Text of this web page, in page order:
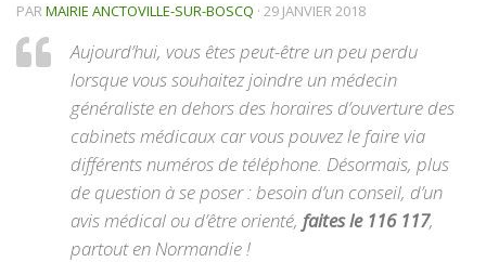
PARMAIRIE ANCTOVILLE-SUR-BOSCQ · 29 JANVIER 2018
Aujourd’hui, vous êtes peut-être un peu perdu
lorsque vous souhaitez joindre un médecin
généraliste en dehors des horaires d’ouverture des
cabinets médicaux car vous pouvez le faire via
différents numéros de téléphone. Désormais, plus
de question à se poser : besoin d’un conseil, d’un
avis médical ou d’être orienté, faites le 116 117,
partout en Normandie !